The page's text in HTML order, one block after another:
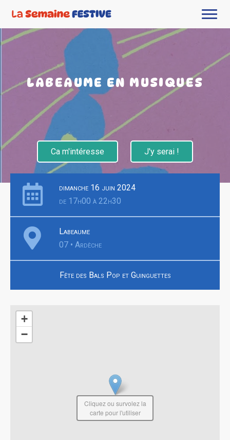
LABEAUME EN MUSIQUES
Ca m'intéresse J'y serai !
dimanche 16 juin 2024
de 17h00 à 22h30
Labeaume
07 • Ardèche
Fête des Bals Pop et Guinguettes
+
−
Cliquez ou survolez la
carte pour l'utiliser